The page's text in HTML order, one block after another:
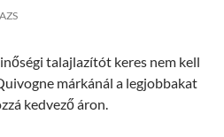
talajlazítót keres nem kell
márkánál a legjobbakat
kedvező áron.